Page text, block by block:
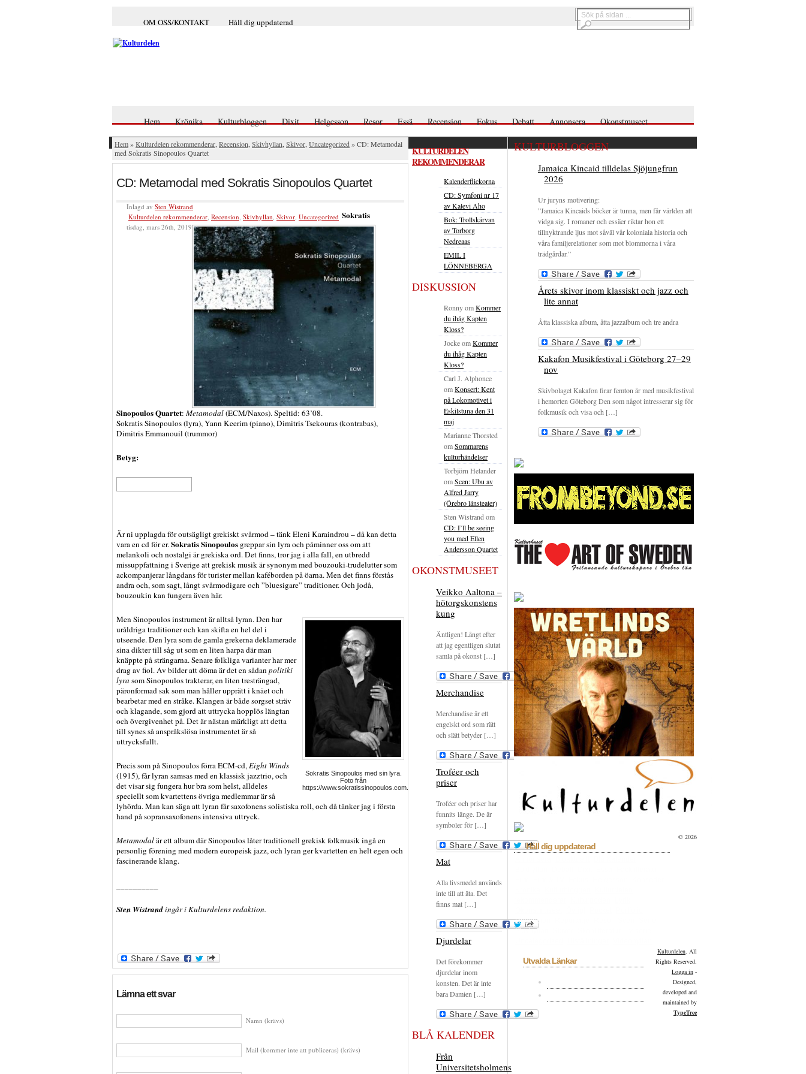
OM OSS/KONTAKT Håll dig uppdaterad
Hem Krönika Kulturbloggen Dixit Helgesson Resor Essä Recension Fokus Debatt Annonsera Okonstmuseet
Hem»Kulturdelen rekommenderar Recension Skivhyllan Skivor Uncategorized» CD: Metamodal
med Sokratis Sinopoulos Quartet
CD: Metamodal med Sokratis Sinopoulos Quartet
Inlagd av Sten Wistrand
Kulturdelen rekommenderar, Recension, Skivhyllan, Skivor, Uncategorized
tisdag, mars 26th, 2019
Sokratis
Sinopoulos Quartet: Metamodal(ECM/Naxos). Speltid: 63’08.
Sokratis Sinopoulos (lyra), Yann Keerim (piano), Dimitris Tsekouras (kontrabas),
Dimitris Emmanouil (trummor)
Betyg:
Är ni upplagda för outsägligt grekiskt svårmod – tänk Eleni Karaindrou – då kan detta
vara en cd för er.Sokratis Sinopoulos greppar sin lyra och påminner oss om att
melankoli och nostalgi är grekiska ord. Det finns, tror jag i alla fall, en utbredd
missuppfattning i Sverige att grekisk musik är synonym med bouzouki-trudelutter som
ackompanjerar långdans för turister mellan kaféborden på öarna. Men det finns förstås
andra och, som sagt, långt svårmodigare och ”bluesigare” traditioner. Och jodå,
bouzoukin kan fungera även här.
Sokratis Sinopoulos med sin lyra.
Foto från
https://www.sokratissinopoulos.com.
Men Sinopoulos instrument är alltså lyran. Den har
uråldriga traditioner och kan skifta en hel del i
utseende. Den lyra som de gamla grekerna deklamerade
sina dikter till såg ut som en liten harpa där man
knäppte på strängarna. Senare folkliga varianter har mer
drag av fiol. Av bilder att döma är det en sådanpolitiki
lyra som Sinopoulos trakterar, en liten tresträngad,
päronformad sak som man håller upprätt i knäet och
bearbetar med en stråke. Klangen är både sorgset sträv
och klagande, som gjord att uttrycka hopplös längtan
och övergivenhet på. Det är nästan märkligt att detta
till synes så anspråkslösa instrumentet är så
uttrycksfullt.
Precis som på Sinopoulos förra ECM-cd,Eight Winds
(1915), får lyran samsas med en klassisk jazztrio, och
det visar sig fungera hur bra som helst, alldeles
speciellt som kvartettens övriga medlemmar är så
lyhörda. Man kan säga att lyran får saxofonens solistiska roll, och då tänker jag i första
hand på sopransaxofonens intensiva uttryck.
Metamodalär ett album där Sinopoulos låter traditionell grekisk folkmusik ingå en
personlig förening med modern europeisk jazz, och lyran ger kvartetten en helt egen och
fascinerande klang.
Sten Wistrandingår i Kulturdelens redaktion.
Lämna ett svar
Namn (krävs)
Mail (kommer inte att publiceras) (krävs)
KULTURDELEN
REKOMMENDERAR
Kalenderflickorna
CD: Symfoni nr 17
av Kalevi Aho
Bok: Trollskärvan
av Torborg
Nedreaas
EMIL I
LÖNNEBERGA
DISKUSSION
RonnyomKommer
du ihåg Kapten
Kloss?
JockeomKommer
du ihåg Kapten
Kloss?
Carl J. Alphonce
omKonsert: Kent
på Lokomotivet i
Eskilstuna den 31
maj
Marianne Thorsted
omSommarens
kulturhändelser
Torbjörn Helander
omScen: Ubu av
Alfred Jarry
(Örebro länsteater)
Sten Wistrand om
CD: I’ll be seeing
you med Ellen
Andersson Quartet
OKONSTMUSEET
Veikko Aaltona –
hötorgskonstens
kung
Äntligen! Långt efter
att jag egentligen slutat
samla på okonst […]
Merchandise
Merchandise är ett
engelskt ord som rätt
och slätt betyder […]
Troféer och
priser
Troféer och priser har
funnits länge. De är
symboler för […]
Mat
Alla livsmedel används
inte till att äta. Det
finns mat […]
Djurdelar
Det förekommer
djurdelar inom
konsten. Det är inte
bara Damien […]
BLÅ KALENDER
Från
Universitetsholmens
KULTURBLOGGEN
Jamaica Kincaid tilldelas Sjöjungfrun
2026
Ur juryns motivering:
”Jamaica Kincaids böcker är tunna, men får världen att
vidga sig. I romaner och essäer riktar hon ett
tillnyktrande ljus mot såväl vår koloniala historia och
våra familjerelationer som mot blommorna i våra
trädgårdar.”
Årets skivor inom klassiskt och jazz och
lite annat
Åtta klassiska album, åtta jazzalbum och tre andra
Kakafon Musikfestival i Göteborg 27–29
nov
Skivbolaget Kakafon firar femton år med musikfestival
i hemorten Göteborg Den som något intresserar sig för
folkmusik och visa och […]
Håll dig uppdaterad
Recension
Skivhyllan
Utvalda Länkar
© 2026
Kulturdelen. All
Rights Reserved.
Logga in -
Designed,
developed and
maintained by
TypeTree